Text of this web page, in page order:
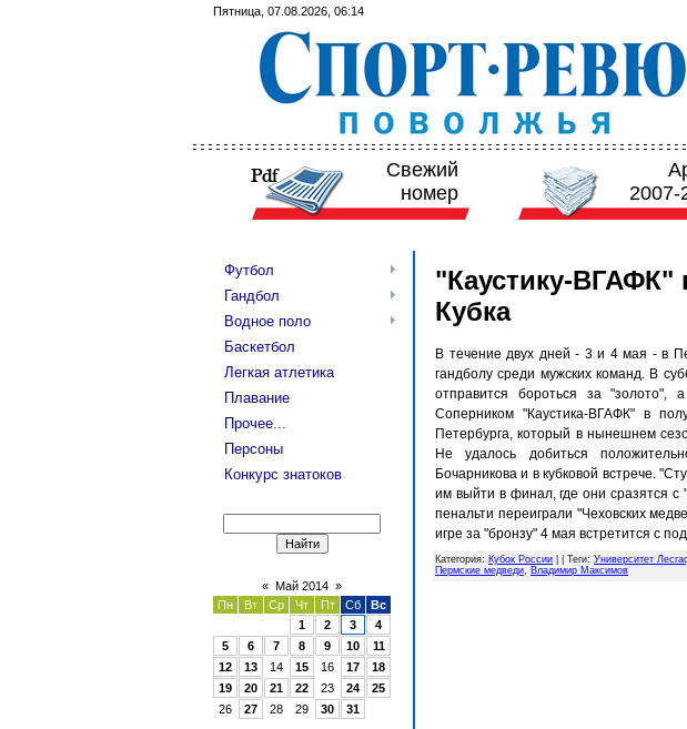
Пятница, 07.08.2026, 06:14
Свежий
номер
2007-
Футбол
Гандбол
Водное поло
Баскетбол
Легкая атлетика
Плавание
Прочее...
Персоны
Конкурс знатоков
« Май 2014 »
Пн
Вт Ср Чт Пт Сб
Вс
1
2 3
4
5
6 7 8 9 10
11
12
13 14 15 16 17
18
19
20 21 22 23 24
25
26
27 28 29 30 31
"Каустику-
Кубка
В течение двух дней - 3 и 4 мая - в
гандболу среди мужских команд. В
отправится бороться за "золото",
Соперником "Каустика-ВГАФК" в
Петербурга, который в нынешнем
Не удалось добиться
Бочарникова и в кубковой встрече.
им выйти в финал, где они сразятся
пенальти переиграли "Чеховских
игре за "бронзу" 4 мая встретится с
Категория: Кубок России Теги: Университет
Пермские медведи, Владимир Максимов